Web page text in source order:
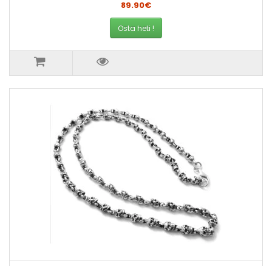
89.90€
Osta heti !